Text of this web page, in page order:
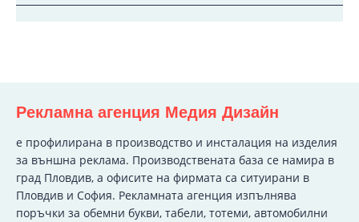
Рекламна агенция Медия Дизайн
e профилирана в производство и инсталация на изделия
за външна реклама. Производствената база се намира в
град Пловдив, а офисите на фирмата са ситуирани в
Пловдив и София. Рекламната агенция изпълнява
поръчки за обемни букви, табели, тотеми, автомобилни